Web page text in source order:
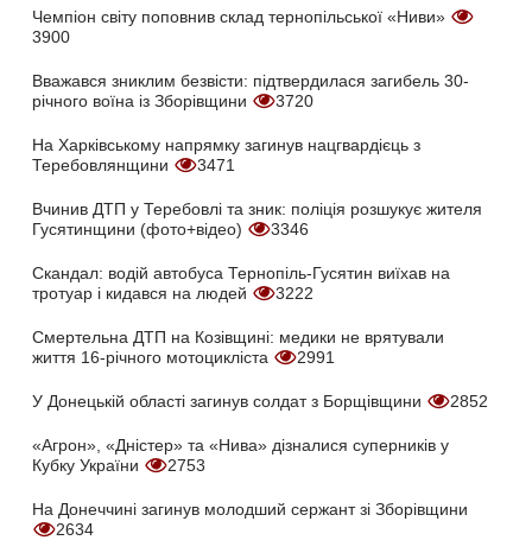
Чемпіон світу поповнив склад тернопільської «Ниви»
3900
Вважався зниклим безвісти: підтвердилася загибель 30-
річного воїна із Зборівщини
3720
На Харківському напрямку загинув нацгвардієць з
Теребовлянщини
3471
Вчинив ДТП у Теребовлі та зник: поліція розшукує жителя
Гусятинщини (фото+відео)
3346
Скандал: водій автобуса Тернопіль-Гусятин виїхав на
тротуар і кидався на людей
3222
Смертельна ДТП на Козівщині: медики не врятували
життя 16-річного мотоцикліста
2991
У Донецькій області загинув солдат з Борщівщини 2852
«Агрон», «Дністер» та «Нива» дізналися суперників у
Кубку України
2753
На Донеччині загинув молодший сержант зі Зборівщини
2634